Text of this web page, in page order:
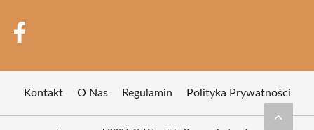
Kontakt O Nas Regulamin Polityka Prywatności